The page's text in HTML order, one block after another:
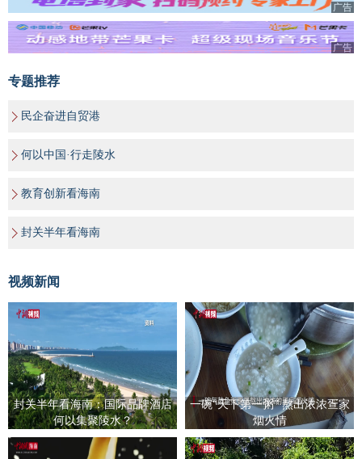
广告
广告
专题推荐
民企奋进自贸港
何以中国·行走陵水
教育创新看海南
封关半年看海南
视频新闻
封关半年看海南：国际品牌酒店
何以集聚陵水？
一碗“天下第一粥” 熬出浓浓疍家
烟火情